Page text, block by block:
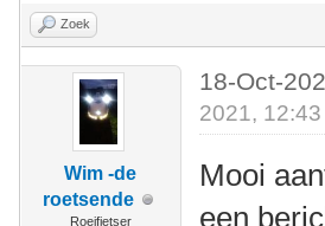
Zoek
Wim -de
roetsende
Roeifietser
18-Oct-
2021,
Mooi
een